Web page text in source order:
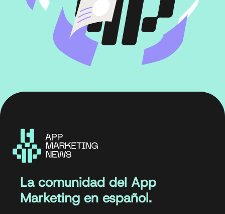
La comunidad del App
Marketing en español.